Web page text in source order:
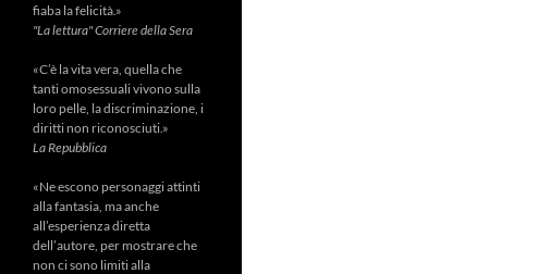
fiaba la felicità.»
"La lettura" Corriere della Sera
«C’è la vita vera, quella che
tanti omosessuali vivono sulla
loro pelle, la discriminazione, i
diritti non riconosciuti.»
La Repubblica
«Ne escono personaggi attinti
alla fantasia, ma anche
all’esperienza diretta
dell’autore, per mostrare che
non ci sono limiti alla